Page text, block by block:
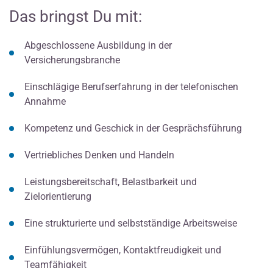
Das bringst Du mit:
Abgeschlossene Ausbildung in der
Versicherungsbranche
Einschlägige Berufserfahrung in der telefonischen
Annahme
Kompetenz und Geschick in der Gesprächsführung
Vertriebliches Denken und Handeln
Leistungsbereitschaft, Belastbarkeit und
Zielorientierung
Eine strukturierte und selbstständige Arbeitsweise
Einfühlungsvermögen, Kontaktfreudigkeit und
Teamfähigkeit